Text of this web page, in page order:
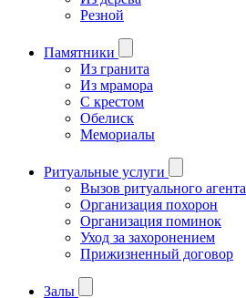
Резной
Памятники
Из гранита
Из мрамора
С крестом
Обелиск
Мемориалы
Ритуальные услуги
Вызов ритуального агента
Организация похорон
Организация поминок
Уход за захоронением
Прижизненный договор
Залы